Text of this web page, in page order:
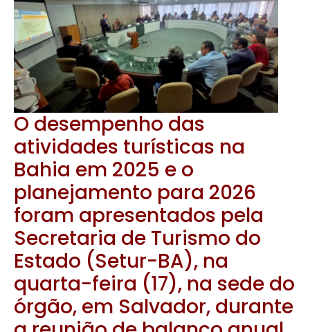
O desempenho das
atividades turísticas na
Bahia em 2025 e o
planejamento para 2026
foram apresentados pela
Secretaria de Turismo do
Estado (Setur-BA), na
quarta-feira (17), na sede do
órgão, em Salvador, durante